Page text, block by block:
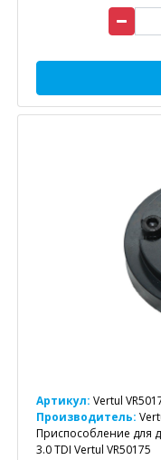
Артикул: Vertul
Производитель:
Приспособление для
3.0 TDI Vertul VR50175